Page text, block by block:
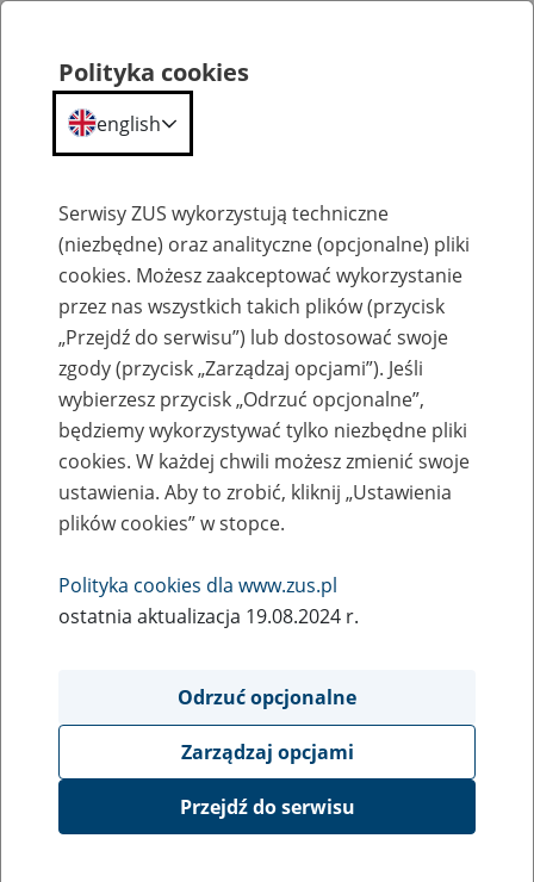
Szkolenia
Renta z tytułu niezdolności do pracy –
obowiązki płatników składek
Rodzaj wydarzenia
Szkolenia
Event description
Zapraszamy Państwa na bezpłatne szkolenie
Polityka cookies
english
Serwisy ZUS wykorzystują techniczne
(niezbędne) oraz analityczne (opcjonalne) pliki
cookies. Możesz zaakceptować wykorzystanie
przez nas wszystkich takich plików (przycisk
„Przejdź do serwisu”) lub dostosować swoje
zgody (przycisk „Zarządzaj opcjami”). Jeśli
wybierzesz przycisk „Odrzuć opcjonalne”,
będziemy wykorzystywać tylko niezbędne pliki
cookies. W każdej chwili możesz zmienić swoje
ustawienia. Aby to zrobić, kliknij „Ustawienia
plików cookies” w stopce.
Polityka cookies dla www.zus.pl
ostatnia aktualizacja 19.08.2024 r.
Odrzuć opcjonalne
Zarządzaj opcjami
Przejdź do serwisu